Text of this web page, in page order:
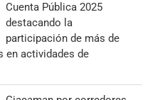
Cuenta Pública 2025
destacando la
participación de más de
en actividades de